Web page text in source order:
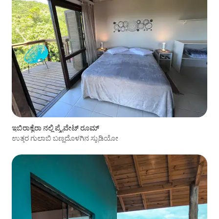
ಇಬಿರಾಕ್ವೆರಾ ನಲ್ಲಿ ಪ್ರೈವೇಟ್ ರೂಮ್
ಉತ್ತರ ಗುಲಾಬಿ ಬಣ್ಣದೊಳಗಿನ ಸ್ಟುಡಿಯೋ